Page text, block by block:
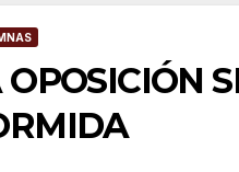
OPOSICIÓN